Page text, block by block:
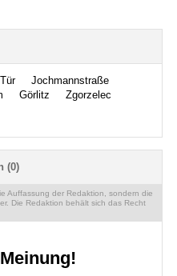
Jochmannstraße
Görlitz
Zgorzelec
(0)
Auffassung der Redaktion, sondern die
Die Redaktion behält sich das Recht